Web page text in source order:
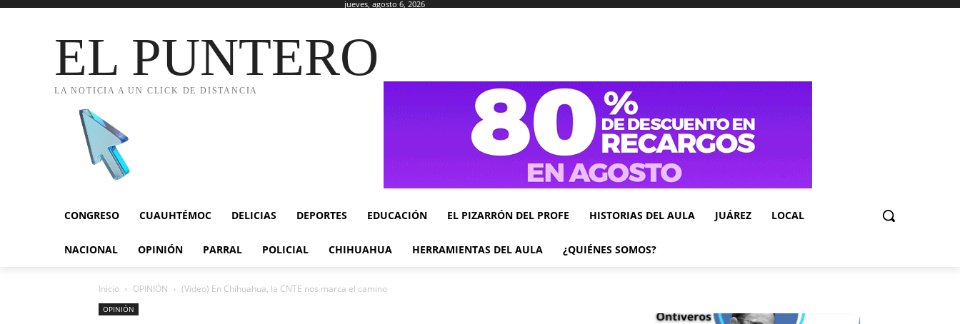
jueves, agosto 6, 2026
EL PUNTERO
LA NOTICIA A UN CLICK DE DISTANCIA
CONGRESO CUAUHTÉMOC DELICIAS DEPORTES EDUCACIÓN EL PIZARRÓN DEL PROFE HISTORIAS DEL AULA JUÁREZ LOCAL
NACIONAL OPINIÓN PARRAL POLICIAL CHIHUAHUA HERRAMIENTAS DEL AULA ¿QUIÉNES SOMOS?
Inicio OPINIÓN (Video) En Chihuahua, la CNTE nos marca el camino
OPINIÓN